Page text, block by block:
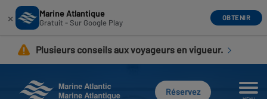
contenu
× Marine Atlantique
Gratuit - Sur Google Play OBTENIR
Plusieurs conseils aux voyageurs en vigueur.
Réservez